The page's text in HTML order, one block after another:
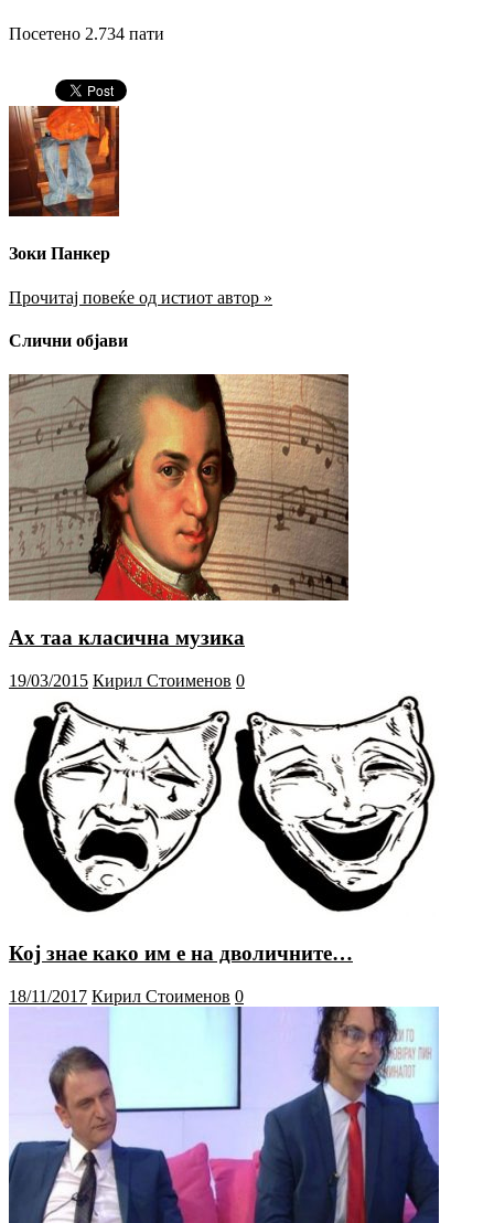
Посетено 2.734 пати
Зоки Панкер
Прочитај повеќе од истиот автор »
Слични објави
Ах таа класична музика
19/03/2015 Кирил Стоименов 0
Кој знае како им е на дволичните…
18/11/2017 Кирил Стоименов 0